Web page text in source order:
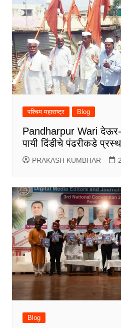
पश्चिम महाराष्ट्र Blog
Pandharpur Wari
पायी दिंडीचे पंढरीकडे
PRAKASH KUMBHAR
Blog